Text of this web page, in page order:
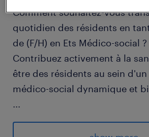
Comment souhaitez-vous
quotidien des résidents en
de (F/H) en Ets Médico-social ?
Contribuez activement à la
être des résidents au sein
médico-social dynamique et
...
- Assurer les soins quotidiens
confort des patients en